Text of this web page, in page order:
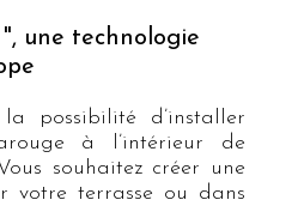
une technologie
la possibilité d’installer
à l’intérieur de
souhaitez créer une
votre terrasse ou dans